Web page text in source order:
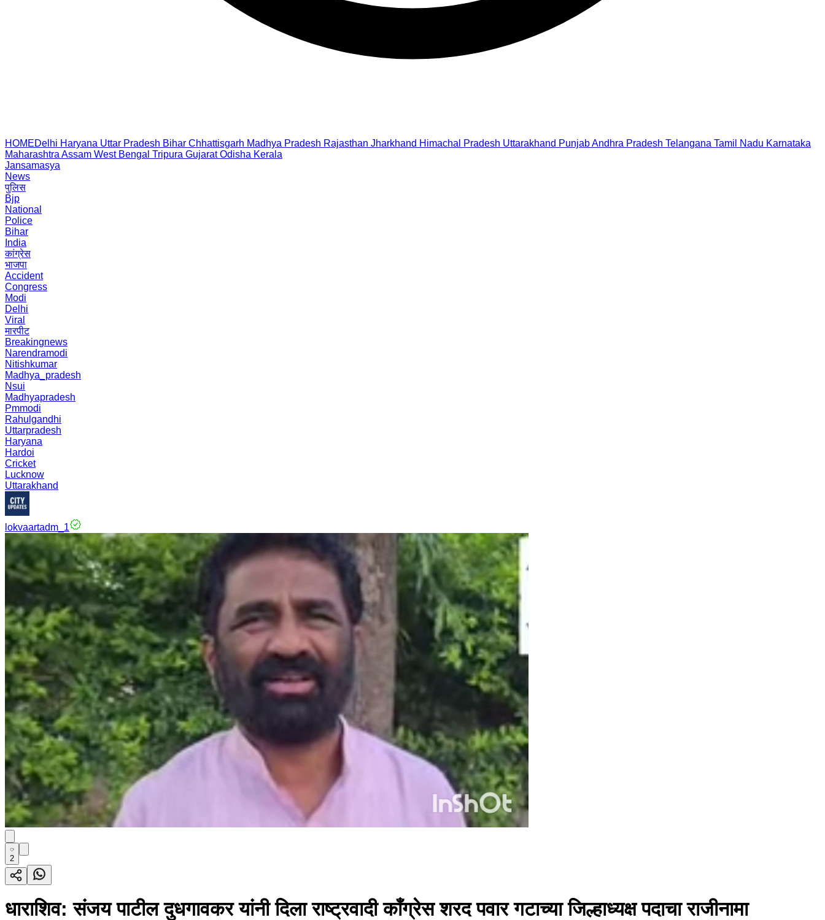
HOMEDelhi Haryana Uttar Pradesh Bihar Chhattisgarh Madhya Pradesh Rajasthan Jharkhand Himachal Pradesh Uttarakhand PunjabAndhra Pradesh Telangana Tamil Nadu Karnataka
Maharashtra Assam West Bengal Tripura Gujarat Odisha Kerala
Jansamasya
News
पुलिस
Bjp
National
Police
Bihar
India
कांग्रेस
भाजपा
Accident
Congress
Modi
Delhi
Viral
मारपीट
Breakingnews
Narendramodi
Nitishkumar
Madhya_pradesh
Nsui
Madhyapradesh
Pmmodi
Rahulgandhi
Uttarpradesh
Haryana
Hardoi
Cricket
Lucknow
Uttarakhand
lokvaartadm_1
2
धाराशिव: संजय पाटील दुधगावकर यांनी दिला राष्ट्रवादी काँग्रेस शरद पवार गटाच्या जिल्हाध्यक्ष पदाचा राजीनामा